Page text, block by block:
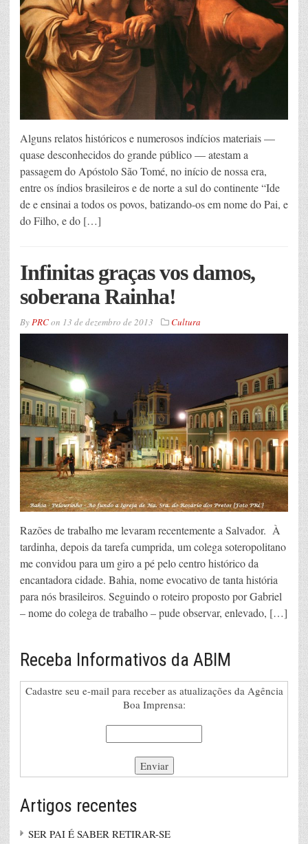
Alguns relatos históricos e numerosos indícios materiais ––
quase desconhecidos do grande público –– atestam a
passagem do Apóstolo São Tomé, no início de nossa era,
entre os índios brasileiros e de norte a sul do continente “Ide
de e ensinai a todos os povos, batizando-os em nome do Pai, e
do Filho, e do […]
Infinitas graças vos damos,
soberana Rainha!
ByPRCon 13 de dezembro de 2013 Cultura
Razões de trabalho me levaram recentemente a Salvador. À
tardinha, depois da tarefa cumprida, um colega soteropolitano
me convidou para um giro a pé pelo centro histórico da
encantadora cidade. Bahia, nome evocativo de tanta história
para nós brasileiros. Seguindo o roteiro proposto por Gabriel
– nome do colega de trabalho – pude observar, enlevado, […]
Receba Informativos da ABIM
Cadastre seu e-mail para receber as atualizações da Agência
Boa Imprensa:
Artigos recentes
SER PAI É SABER RETIRAR-SE